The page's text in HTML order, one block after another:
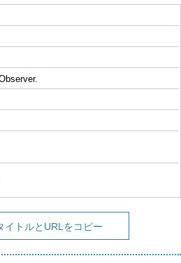
イトルとURLをコピー